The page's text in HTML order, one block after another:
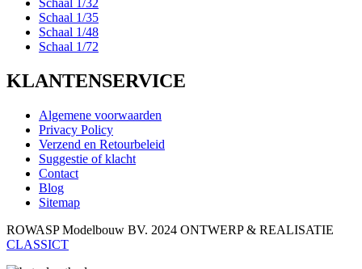
Schaal 1/32
Schaal 1/35
Schaal 1/48
Schaal 1/72
KLANTENSERVICE
Algemene voorwaarden
Privacy Policy
Verzend en Retourbeleid
Suggestie of klacht
Contact
Blog
Sitemap
ROWASP Modelbouw BV. 2024 ONTWERP & REALISATIE
CLASSICT